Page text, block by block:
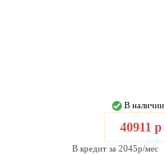
В наличии
40911 р
В кредит за 2045р/мес